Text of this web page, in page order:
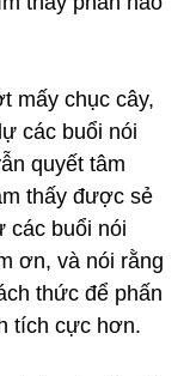
mấy chục cây,
các buổi nói
quyết tâm
thấy được sẻ
các buổi nói
ơn, và nói rằng
thức để phấn
tích cực hơn.